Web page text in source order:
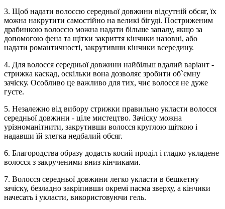
3. Щоб надати волоссю середньої довжини відсутній обсяг, їх
можна накрутити самостійно на великі бігуді. Постриженим
драбинкою волоссю можна надати більше запалу, якщо за
допомогою фена та щітки закриття кінчики назовні, або
надати романтичності, закрутивши кінчики всередину.
4. Для волосся середньої довжини найбільш вдалий варіант -
стрижка каскад, оскільки вона дозволяє зробити об`ємну
зачіску. Особливо це важливо для тих, чиє волосся не дуже
густе.
5. Незалежно від вибору стрижки правильно укласти волосся
середньої довжини - ціле мистецтво. Зачіску можна
урізноманітнити, закрутивши волосся круглою щіткою і
надавши їй злегка недбалий обсяг.
6. Благородства образу додасть косий проділ і гладко укладене
волосся з закрученими вниз кінчиками.
7. Волосся середньої довжини легко укласти в бешкетну
зачіску, безладно закріпивши окремі пасма зверху, а кінчики
начесать і укласти, використовуючи гель.